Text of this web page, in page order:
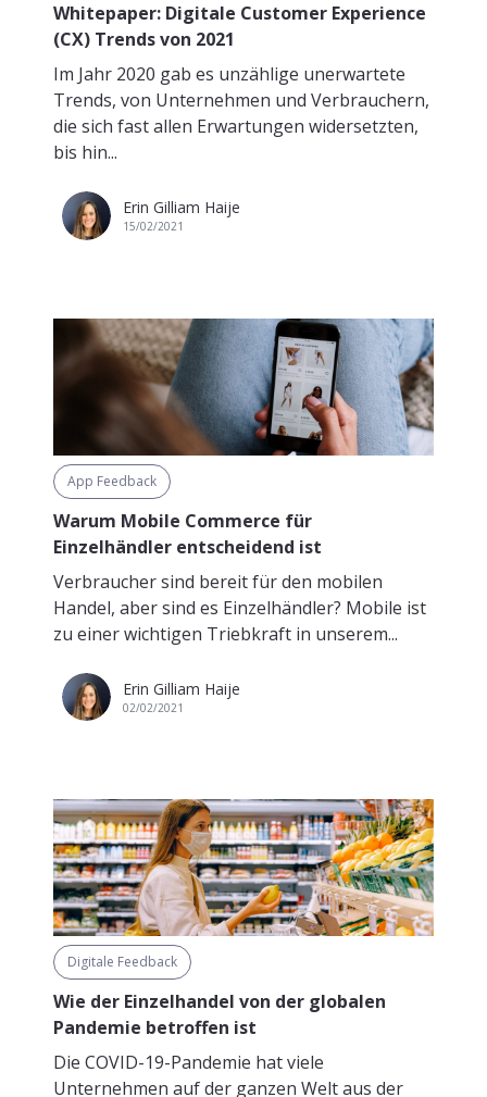
Whitepaper: Digitale Customer Experience
(CX) Trends von 2021
Im Jahr 2020 gab es unzählige unerwartete
Trends, von Unternehmen und Verbrauchern,
die sich fast allen Erwartungen widersetzten,
bis hin...
Erin Gilliam Haije
15/02/2021
App Feedback
Warum Mobile Commerce für
Einzelhändler entscheidend ist
Verbraucher sind bereit für den mobilen
Handel, aber sind es Einzelhändler? Mobile ist
zu einer wichtigen Triebkraft in unserem...
Erin Gilliam Haije
02/02/2021
Digitale Feedback
Wie der Einzelhandel von der globalen
Pandemie betroffen ist
Die COVID-19-Pandemie hat viele
Unternehmen auf der ganzen Welt aus der